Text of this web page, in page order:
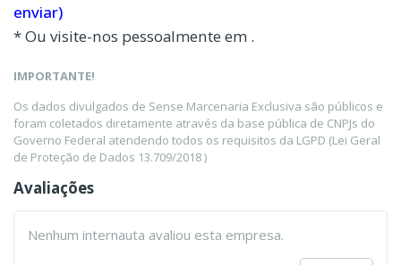
enviar)
* Ou visite-nos pessoalmente em .
IMPORTANTE!
Os dados divulgados de Sense Marcenaria Exclusiva são públicos e
foram coletados diretamente através da base pública de CNPJs do
Governo Federal atendendo todos os requisitos da LGPD (Lei Geral
de Proteção de Dados 13.709/2018 )
Avaliações
Nenhum internauta avaliou esta empresa.